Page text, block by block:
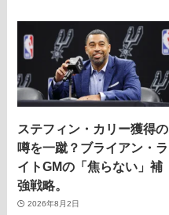
ステフィン・カリー獲得の
噂を一蹴？ブライアン・ラ
イトGMの「焦らない」補
強戦略。
2026年8月2日